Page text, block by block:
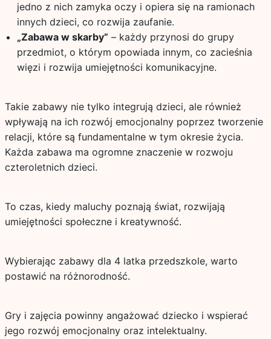
jedno z nich zamyka oczy i opiera się na ramionach
innych dzieci, co rozwija zaufanie.
„Zabawa w skarby” – każdy przynosi do grupy
przedmiot, o którym opowiada innym, co zacieśnia
więzi i rozwija umiejętności komunikacyjne.
Takie zabawy nie tylko integrują dzieci, ale również
wpływają na ich rozwój emocjonalny poprzez tworzenie
relacji, które są fundamentalne w tym okresie życia.
Każda zabawa ma ogromne znaczenie w rozwoju
czteroletnich dzieci.
To czas, kiedy maluchy poznają świat, rozwijają
umiejętności społeczne i kreatywność.
Wybierając zabawy dla 4 latka przedszkole, warto
postawić na różnorodność.
Gry i zajęcia powinny angażować dziecko i wspierać
jego rozwój emocjonalny oraz intelektualny.